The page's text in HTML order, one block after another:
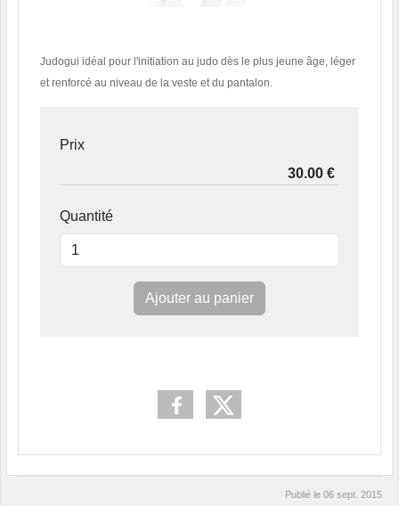
Judogui idéal pour l'initiation au judo dès le plus jeune âge, léger
et renforcé au niveau de la veste et du pantalon.
Prix
Quantité
Ajouter au panier
Publié le 06 sept. 2015